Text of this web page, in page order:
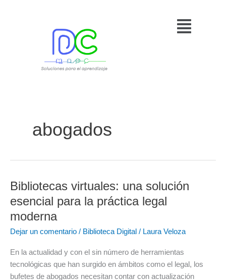
Menú
abogados
Bibliotecas virtuales: una solución
esencial para la práctica legal
moderna
Dejar un comentario / Biblioteca Digital / Laura Veloza
En la actualidad y con el sin número de herramientas
tecnológicas que han surgido en ámbitos como el legal, los
bufetes de abogados necesitan contar con actualización
Bibliotecas
solución
esencial
la
práctica